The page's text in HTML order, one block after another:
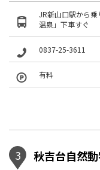
JR新山口駅から
温泉」下車すぐ
0837-25-3611
有料
3 秋吉台自然